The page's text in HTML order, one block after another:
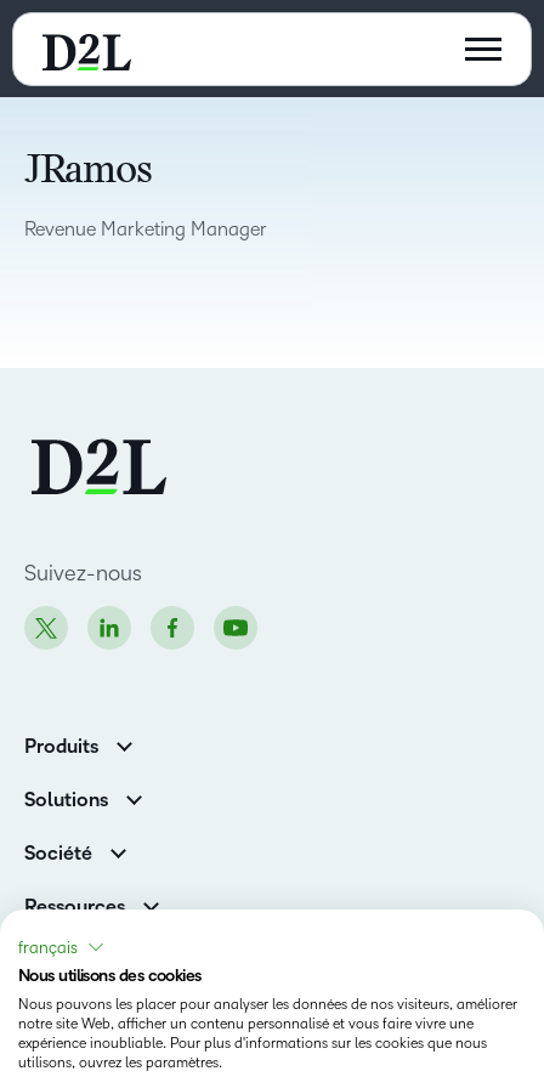
JRamos
Revenue Marketing Manager
Suivez-nous
Produits
Services et assistance
Solutions
D2L pour les entreprises
De la maternelle à la 12e année
Organisations de formation
Société
Fil d’actualité
Prix et reconnaissances
Relations avec les investisseurs
Ressources
Versions de produits D2L
Communauté
Statut
Conditions d’utilisation
français
Nous utilisons des cookies
Nous pouvons les placer pour analyser les données de nos visiteurs, améliorer
notre site Web, afficher un contenu personnalisé et vous faire vivre une
expérience inoubliable. Pour plus d'informations sur les cookies que nous
utilisons, ouvrez les paramètres.